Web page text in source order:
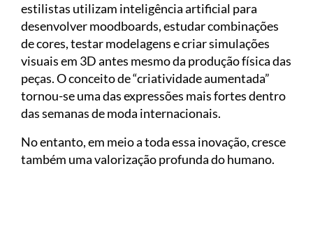
estilistas utilizam inteligência artificial para
desenvolver moodboards, estudar combinações
de cores, testar modelagens e criar simulações
visuais em 3D antes mesmo da produção física das
peças. O conceito de “criatividade aumentada”
tornou-se uma das expressões mais fortes dentro
das semanas de moda internacionais.
No entanto, em meio a toda essa inovação, cresce
também uma valorização profunda do humano.